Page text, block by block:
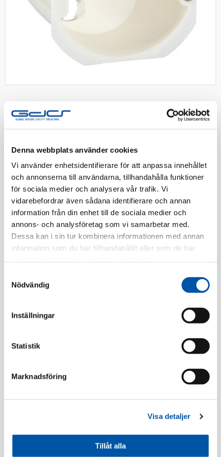
Denna webbplats använder cookies
Vi använder enhetsidentifierare för att anpassa innehållet
och annonserna till användarna, tillhandahålla funktioner
för sociala medier och analysera vår trafik. Vi
vidarebefordrar även sådana identifierare och annan
information från din enhet till de sociala medier och
annons- och analysföretag som vi samarbetar med.
Dessa kan i sin tur kombinera informationen med annan
information som du har tillhandahållit eller som de har
Nödvändig
Inställningar
Statistik
Marknadsföring
Visa detaljer
Tillåt alla
SCHNEIDER
Schneider rotdosa biobaserat
material
Multifix Bio Rotdosa med ett 4st anslutningar för 16mm
flexslang. Vit
Artnr:
1420497
EAN-kod:
3606481952592
Tillv. Artnr:
IMT36132
Finns i lager
Beskrivning
Specifikation